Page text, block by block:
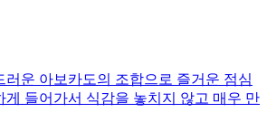
러운 아보카도의 조합으로 즐거운 점심
게 들어가서 식감을 놓치지 않고 매우 만